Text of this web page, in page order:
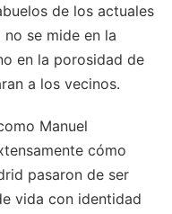
de los actuales
se mide en la
en la porosidad de
a los vecinos.
Manuel
cómo
pasaron de ser
vida con identidad